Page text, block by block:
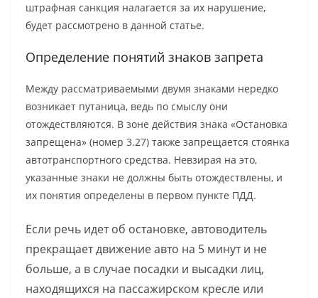
штрафная санкция налагается за их нарушение,
будет рассмотрено в данной статье.
Определение понятий знаков запрета
Между рассматриваемыми двумя знаками нередко
возникает путаница, ведь по смыслу они
отождествляются. В зоне действия знака «Остановка
запрещена» (номер 3.27) также запрещается стоянка
автотранспортного средства. Невзирая на это,
указанные знаки не должны быть отождествлены, и
их понятия определены в первом пункте ПДД.
Если речь идет об остановке, автоводитель
прекращает движение авто на 5 минут и не
больше, а в случае посадки и высадки лиц,
находящихся на пассажирском кресле или